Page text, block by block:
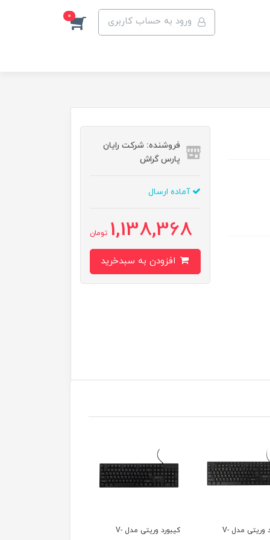
ورود به حساب کاربری 0
فروشنده: شرکت رایان
پارس گراش
آماده ارسال
1,138,368 تومان
کیبورد وریتی مدل V-
کیبورد ارش مدل K-919